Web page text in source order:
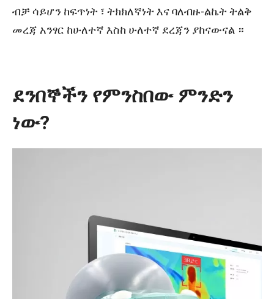
ብቻ ሳይሆን ከፍጥነት ፣ ትክክለኛነት እና ባለብዙ-ልኬት ትልቅ
መረጃ አንፃር ከሁለተኛ እስከ ሁለተኛ ደረጃን ያከናውናል ።
ደንበኞችን የምንስበው ምንድን
ነው?